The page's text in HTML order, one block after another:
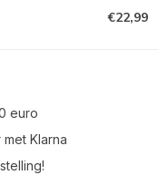
€22,99
euro
Klarna